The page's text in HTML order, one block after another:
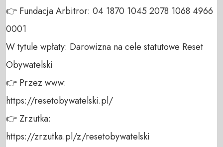
👉 Fundacja Arbitror: 04 1870 1045 2078 1068 4966
0001
W tytule wpłaty: Darowizna na cele statutowe Reset
Obywatelski
👉 Przez www:
https://resetobywatelski.pl/
👉 Zrzutka:
https://zrzutka.pl/z/resetobywatelski